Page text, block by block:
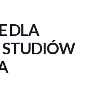
DLA